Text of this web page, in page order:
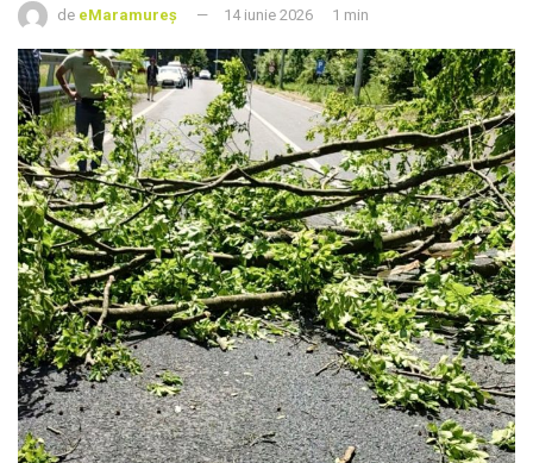
de eMaramureș 14 iunie 2026 1 min